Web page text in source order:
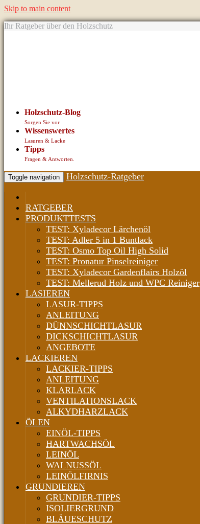
Skip to main content
Ihr Ratgeber über den Holzschutz
Holzschutz-Blog
Sorgen Sie vor
Wissenswertes
Lasuren & Lacke
Tipps
Fragen & Antworten.
Toggle navigation Holzschutz-Ratgeber
RATGEBER
PRODUKTTESTS
TEST: Xyladecor Lärchenöl
TEST: Adler 5 in 1 Buntlack
TEST: Osmo Top Oil High Solid
TEST: Pronatur Pinselreiniger
TEST: Xyladecor Gardenflairs Holzöl
TEST: Mellerud Holz und WPC Reiniger
LASIEREN
LASUR-TIPPS
ANLEITUNG
DÜNNSCHICHTLASUR
DICKSCHICHTLASUR
ANGEBOTE
LACKIEREN
LACKIER-TIPPS
ANLEITUNG
KLARLACK
VENTILATIONSLACK
ALKYDHARZLACK
ÖLEN
EINÖL-TIPPS
HARTWACHSÖL
LEINÖL
WALNUSSÖL
LEINÖLFIRNIS
GRUNDIEREN
GRUNDIER-TIPPS
ISOLIERGRUND
BLÄUESCHUTZ